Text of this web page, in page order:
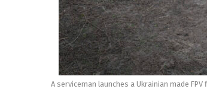
A serviceman launches a Ukrainian made